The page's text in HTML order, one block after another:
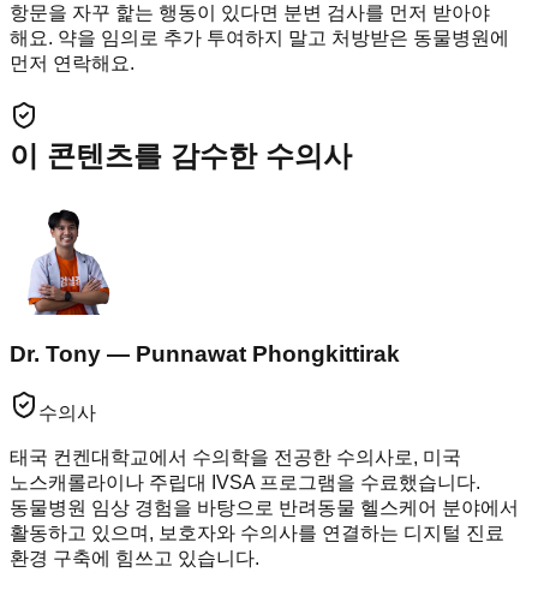
항문을 자꾸 핥는 행동이 있다면 분변 검사를 먼저 받아야
해요. 약을 임의로 추가 투여하지 말고 처방받은 동물병원에
먼저 연락해요.
이 콘텐츠를 감수한 수의사
Dr. Tony — Punnawat Phongkittirak
수의사
태국 컨켄대학교에서 수의학을 전공한 수의사로, 미국
노스캐롤라이나 주립대 IVSA 프로그램을 수료했습니다.
동물병원 임상 경험을 바탕으로 반려동물 헬스케어 분야에서
활동하고 있으며, 보호자와 수의사를 연결하는 디지털 진료
환경 구축에 힘쓰고 있습니다.